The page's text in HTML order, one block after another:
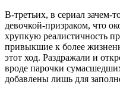
В-третьих, в сериал
девочкой-призраком, что
хрупкую реалистичность
привыкшие к более
этот ход. Раздражали и
вроде парочки
добавлены лишь для